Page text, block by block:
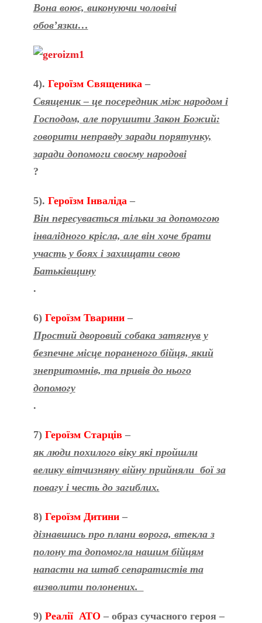
Вона воює, виконуючи чоловічі
обов’язки…
4). Героїзм Священика –
Священик – це посередник між народом і
Господом, але порушити Закон Божий:
говорити неправду заради порятунку,
заради допомоги своєму народові
?
5). Героїзм Інваліда –
Він пересувається тільки за допомогою
інвалідного крісла, але він хоче брати
участь у боях і захищати свою
Батьківщину
.
6) Героїзм Тварини–
Простий дворовий собака затягнув у
безпечне місце пораненого бійця, який
знепритомнів, та привів до нього
допомогу
.
7) Героїзм Старців–
як люди похилого віку які пройшли
велику вітчизняну війну прийняли бої за
повагу і честь до загиблих.
8) Героїзм Дитини–
дізнавшись про плани ворога, втекла з
полону та допомогла нашим бійцям
напасти на штаб сепаратистів та
визволити полонених.
9) Реалії АТО – образ сучасного героя–